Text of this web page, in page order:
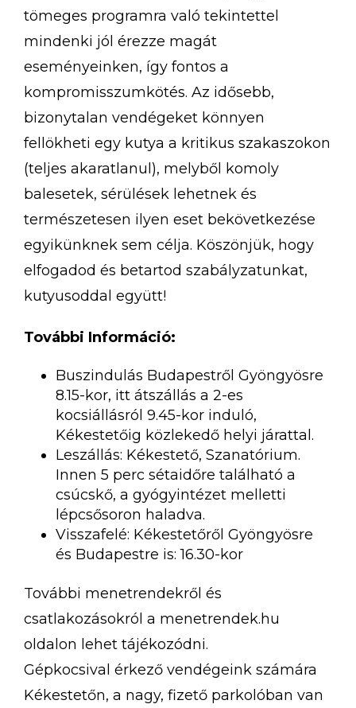
tömeges programra való tekintettel
mindenki jól érezze magát
eseményeinken, így fontos a
kompromisszumkötés. Az idősebb,
bizonytalan vendégeket könnyen
fellökheti egy kutya a kritikus szakaszokon
(teljes akaratlanul), melyből komoly
balesetek, sérülések lehetnek és
természetesen ilyen eset bekövetkezése
egyikünknek sem célja. Köszönjük, hogy
elfogadod és betartod szabályzatunkat,
kutyusoddal együtt!
További Információ:
Buszindulás Budapestről Gyöngyösre
8.15-kor, itt átszállás a 2-es
kocsiállásról 9.45-kor induló,
Kékestetőig közlekedő helyi járattal.
Leszállás: Kékestető, Szanatórium.
Innen 5 perc sétaidőre található a
csúcskő, a gyógyintézet melletti
lépcsősoron haladva.
Visszafelé: Kékestetőről Gyöngyösre
és Budapestre is: 16.30-kor
További menetrendekről és
csatlakozásokról a menetrendek.hu
oldalon lehet tájékozódni.
Gépkocsival érkező vendégeink számára
Kékestetőn, a nagy, fizető parkolóban van